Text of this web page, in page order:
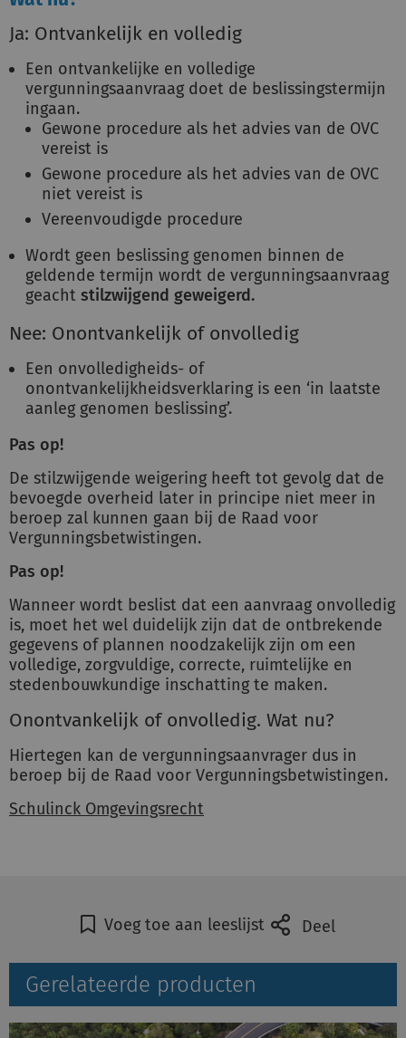
Ja: Ontvankelijk en volledig
Een ontvankelijke en volledige
vergunningsaanvraag doet de beslissingstermijn
ingaan.
Gewone procedure als het advies van de OVC
vereist is
Gewone procedure als het advies van de OVC
niet vereist is
Vereenvoudigde procedure
Wordt geen beslissing genomen binnen de
geldende termijn wordt de vergunningsaanvraag
geacht stilzwijgend geweigerd.
Nee: Onontvankelijk of onvolledig
Een onvolledigheids- of
onontvankelijkheidsverklaring is een ‘in laatste
aanleg genomen beslissing’.
Pas op!
De stilzwijgende weigering heeft tot gevolg dat de
bevoegde overheid later in principe niet meer in
beroep zal kunnen gaan bij de Raad voor
Vergunningsbetwistingen.
Pas op!
Wanneer wordt beslist dat een aanvraag onvolledig
is, moet het wel duidelijk zijn dat de ontbrekende
gegevens of plannen noodzakelijk zijn om een
volledige, zorgvuldige, correcte, ruimtelijke en
stedenbouwkundige inschatting te maken.
Onontvankelijk of onvolledig. Wat nu?
Hiertegen kan de vergunningsaanvrager dus in
beroep bij de Raad voor Vergunningsbetwistingen.
Schulinck Omgevingsrecht
Voeg toe aan leeslijst Deel
Gerelateerde producten